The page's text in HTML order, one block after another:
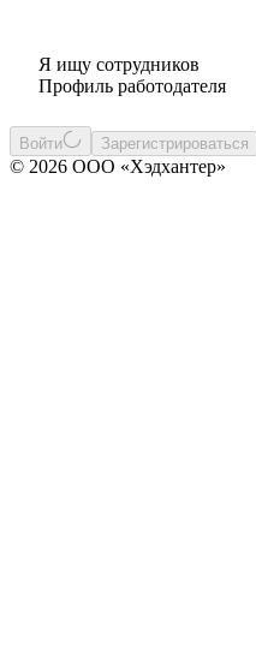
Я ищу сотрудников
Профиль работодателя
Войти Зарегистрироваться
© 2026 ООО «Хэдхантер»